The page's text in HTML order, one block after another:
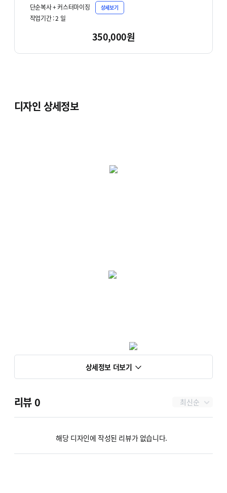
단순복사 + 커스터마이징 상세보기
작업기간 :2 일
350,000원
디자인 상세정보
상세정보 더보기
리뷰0 최신순
해당 디자인에 작성된 리뷰가 없습니다.